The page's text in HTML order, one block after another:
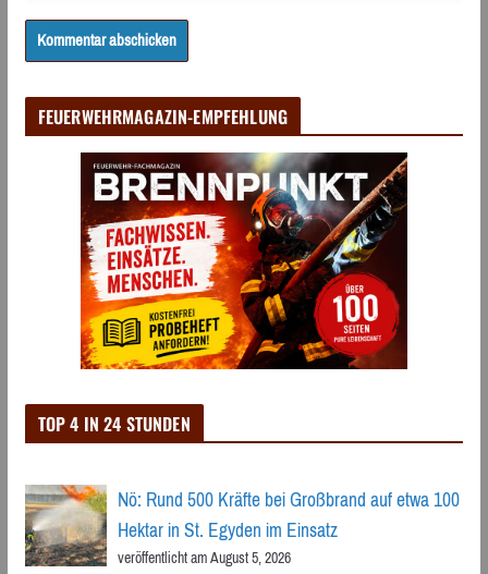
FEUERWEHRMAGAZIN-EMPFEHLUNG
TOP 4 IN 24 STUNDEN
Nö: Rund 500 Kräfte bei Großbrand auf etwa 100
Hektar in St. Egyden im Einsatz
veröffentlicht am August 5, 2026